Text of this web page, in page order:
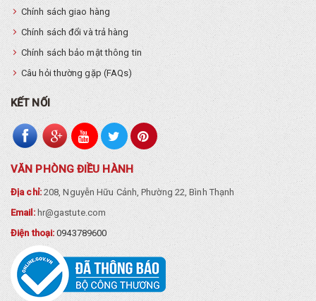
Chính sách giao hàng
Chính sách đổi và trả hàng
Chính sách bảo mật thông tin
Câu hỏi thường gặp (FAQs)
KẾT NỐI
VĂN PHÒNG ĐIỀU HÀNH
Địa chỉ:208, Nguyễn Hữu Cảnh, Phường 22, Bình Thạnh
Email: hr@gastute.com
Điện thoại:0943789600